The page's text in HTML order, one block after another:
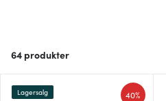
64 produkter
40%
Lagersalg